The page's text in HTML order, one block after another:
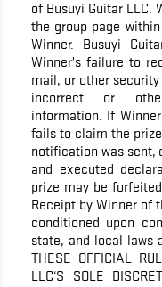
of Busuyi Guitar LLC.
the group page
Winner. Busuyi
Winner’s failure to
mail, or other security
incorrect or
information. If
fails to claim the
notification was sent,
and executed
prize may be
Receipt by Winner of
conditioned upon
state, and local laws
THESE OFFICIAL
LLC‘S SOLE